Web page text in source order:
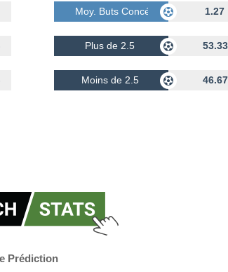
Moy. Buts Concédés 1.27
Plus de 2.5
Moins de 2.5
Prédiction